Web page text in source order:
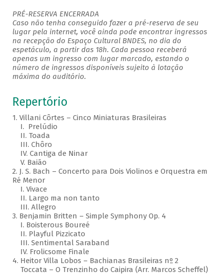
PRÉ-RESERVA ENCERRADA
Caso não tenha conseguido fazer a pré-reserva de seu
lugar pela internet, você ainda pode encontrar ingressos
na recepção do Espaço Cultural BNDES, no dia do
espetáculo, a partir das 18h. Cada pessoa receberá
apenas um ingresso com lugar marcado, estando o
número de ingressos disponíveis sujeito à lotação
máxima do auditório.
Repertório
1. Villani Côrtes – Cinco Miniaturas Brasileiras
I. Prelúdio
II. Toada
III. Chôro
IV. Cantiga de Ninar
V. Baião
2. J. S. Bach – Concerto para Dois Violinos e Orquestra em
Ré Menor
I. Vivace
II. Largo ma non tanto
III. Allegro
3. Benjamin Britten – Simple Symphony Op. 4
I. Boisterous Boureé
II. Playful Pizzicato
III. Sentimental Saraband
IV. Frolicsome Finale
4. Heitor Villa Lobos – Bachianas Brasileiras nº 2
Toccata – O Trenzinho do Caipira (Arr. Marcos Scheffel)